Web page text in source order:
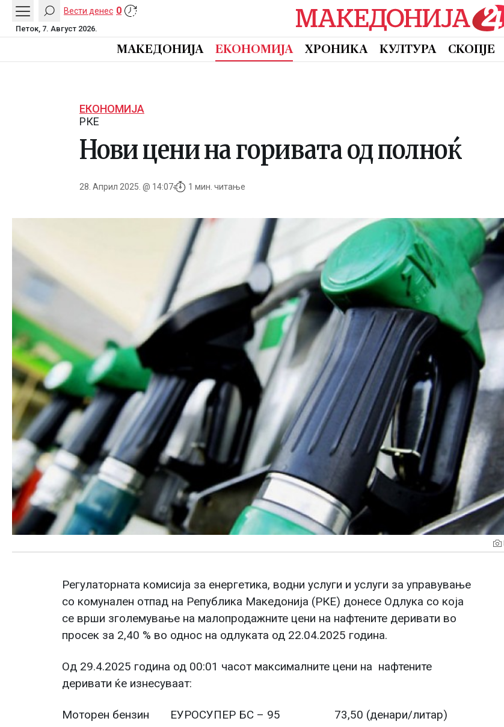
Вести денес 0
Петок, 7. Август 2026.
МАКЕДОНИЈА ЕКОНОМИЈА ХРОНИКА КУЛТУРА СКОПЈЕ
ЕКОНОМИЈА
РКЕ
Нови цени на горивата од полноќ
28. Април 2025. @ 14:07 1 мин. читање
Регулаторната комисија за енергетика, водни услуги и услуги за управување
со комунален отпад на Република Македонија (РКЕ) донесе Одлука со која
се врши зголемување на малопродажните цени на нафтените деривати во
просек за 2,40 % во однос на одлуката од 22.04.2025 година.
Од 29.4.2025 година од 00:01 часот максималните цени на нафтените
деривати ќе изнесуваат:
Моторен бензин ЕУРОСУПЕР БС – 95 73,50 (денари/литар)